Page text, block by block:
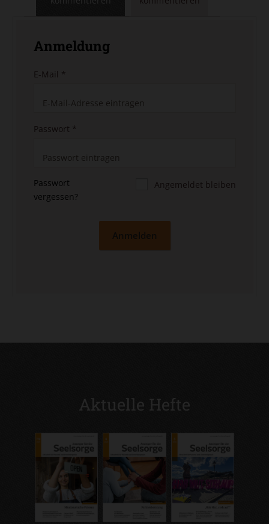
Anmeldung
E-Mail *
Passwort *
Passwort
vergessen?
Angemeldet bleiben
Anmelden
Aktuelle Hefte